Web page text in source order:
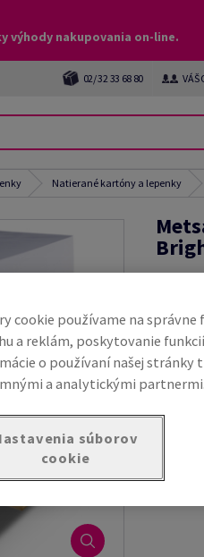
výhody nakupovania on-line.
02/ 32 33 68 80 VÁŠ
Natierané kartóny a lepenky
#565332
rub
720mm
cookie používame na
a reklám, poskytovanie
o používaní našej stránky
a analytickými partnermi.
súborov
cookie